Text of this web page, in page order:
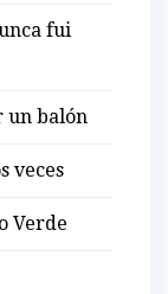
fui
un balón
veces
Verde